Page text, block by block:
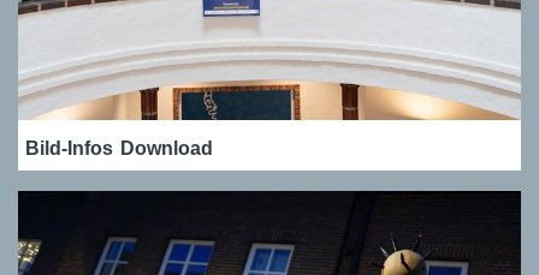
Bild-Infos Download